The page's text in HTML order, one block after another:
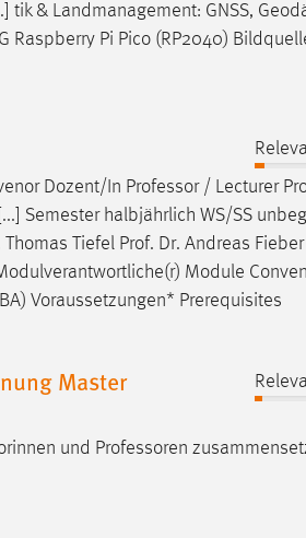
& Landmanagement: GNSS,
Raspberry Pi Pico (RP2040)
Dozent/In Professor/ Lecturer
Semester halbjährlich WS/SS
Tiefel Prof. Dr. Andreas Fieber
Module
Voraussetzungen* Prerequisites
Master
und Professoren